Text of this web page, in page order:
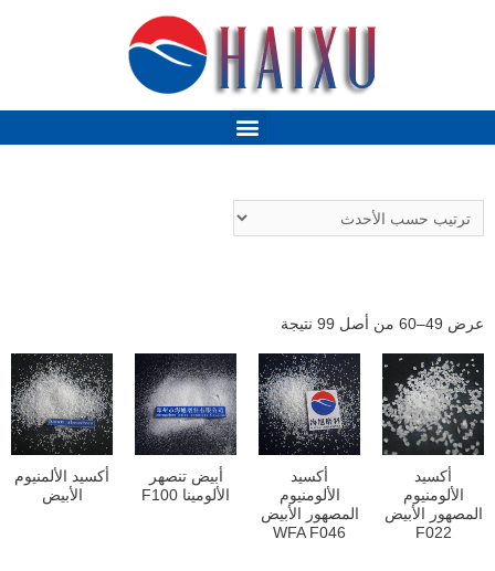
عرض 49–60 من أصل 99 نتيجة
أكسيد
الألومنيوم
المصهور الأبيض
F022
أكسيد
الألومنيوم
المصهور الأبيض
WFA F046
أبيض تنصهر
الألومينا F100
أكسيد الألمنيوم
الأبيض